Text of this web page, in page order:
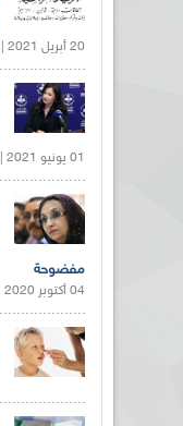
20 أبريل 2021 |
01 يونيو 2021 |
مفضوحة
04 أكتوبر 2020 |